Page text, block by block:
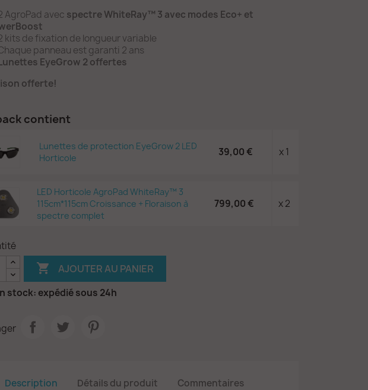
AgroPad avec spectre WhiteRay™ 3 avec modes Eco+ et
kits de fixation de longueur variable
panneau est garanti 2 ans
EyeGrow 2 offertes
offerte!
contient
Lunettes de protection EyeGrow 2 LED
Horticole
39,00 € x 1
LED Horticole AgroPad WhiteRay™ 3
115cm*115cm Croissance + Floraison à
spectre complet
799,00 € x 2
 AJOUTER AU PANIER
stock: expédié sous 24h
Description Détails du produit Commentaires